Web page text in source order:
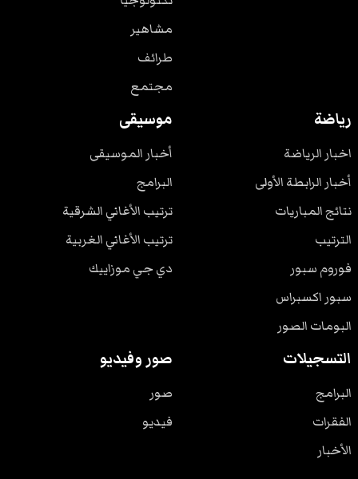
مشاهير
طرائف
مجتمع
رياضة
اخبار الرياضة
أخبار الرابطة الأولى
نتائج المباريات
الترتيب
فوروم سبور
سبور اكسبراس
البومات الصور
موسيقى
أخبار الموسيقى
البرامج
ترتيب الأغاني الشرقية
ترتيب الأغاني الغربية
دي جي موزاييك
التسجيلات
البرامج
الفقرات
الأخبار
صور وفيديو
صور
فيديو